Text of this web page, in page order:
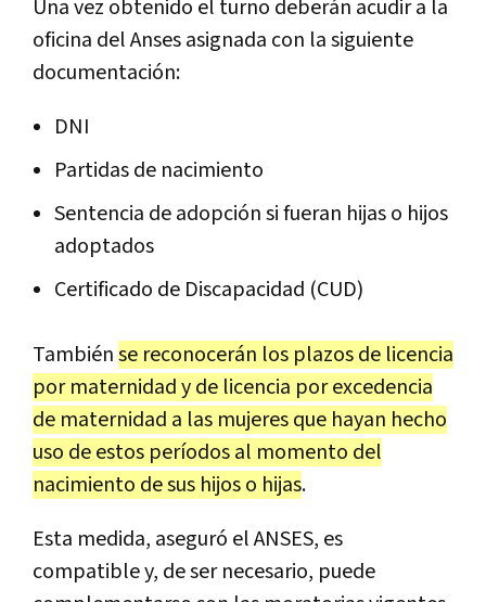
Una vez obtenido el turno deberán acudir a la
oficina del Anses asignada con la siguiente
documentación:
DNI
Partidas de nacimiento
Sentencia de adopción si fueran hijas o hijos
adoptados
Certificado de Discapacidad (CUD)
Tambiénse reconocerán los plazos de licencia
por maternidad y de licencia por excedencia
de maternidad a las mujeres que hayan hecho
uso de estos períodos al momento del
nacimiento de sus hijos o hijas.
Esta medida, aseguró el ANSES, es
compatible y, de ser necesario, puede